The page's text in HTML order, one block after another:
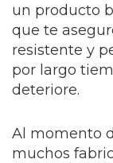
un producto
que te
resistente y
por largo
deteriore.
Al momento
muchos